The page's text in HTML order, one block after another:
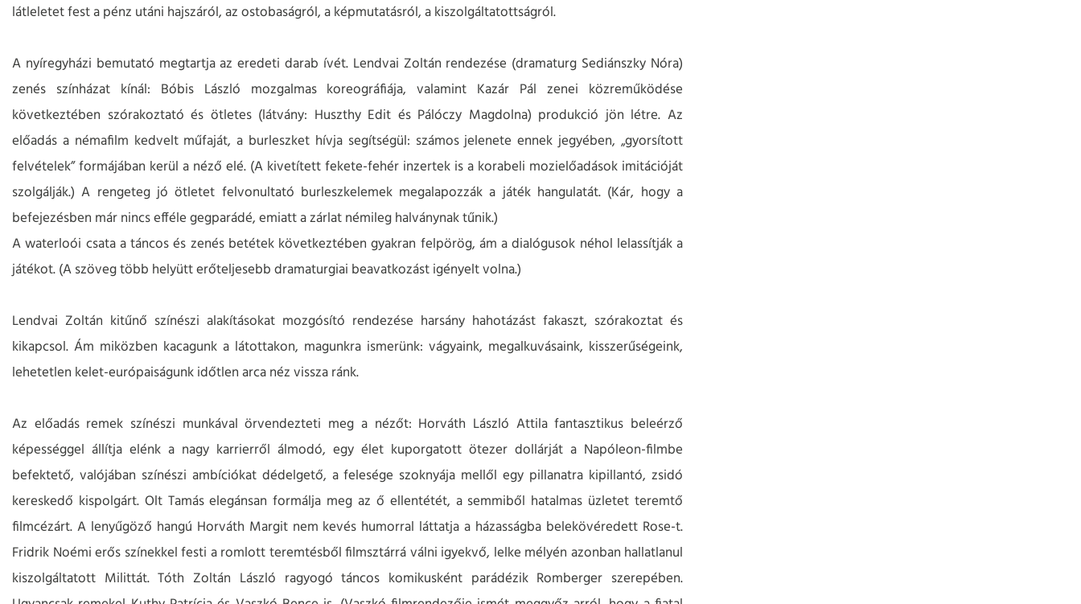
látleletet fest a pénz utáni hajszáról, az ostobaságról, a képmutatásról, a kiszolgáltatottságról.
A nyíregyházi bemutató megtartja az eredeti darab ívét. Lendvai Zoltán rendezése (dramaturg Sediánszky Nóra)
zenés színházat kínál: Bóbis László mozgalmas koreográfiája, valamint Kazár Pál zenei közreműködése
következtében szórakoztató és ötletes (látvány: Huszthy Edit és Pálóczy Magdolna) produkció jön létre. Az
előadás a némafilm kedvelt műfaját, a burleszket hívja segítségül: számos jelenete ennek jegyében, „gyorsított
felvételek” formájában kerül a néző elé. (A kivetített fekete-fehér inzertek is a korabeli mozielőadások imitációját
szolgálják.) A rengeteg jó ötletet felvonultató burleszkelemek megalapozzák a játék hangulatát. (Kár, hogy a
befejezésben már nincs efféle gegparádé, emiatt a zárlat némileg halványnak tűnik.)
A waterloói csata a táncos és zenés betétek következtében gyakran felpörög, ám a dialógusok néhol lelassítják a
játékot. (A szöveg több helyütt erőteljesebb dramaturgiai beavatkozást igényelt volna.)
Lendvai Zoltán kitűnő színészi alakításokat mozgósító rendezése harsány hahotázást fakaszt, szórakoztat és
kikapcsol. Ám miközben kacagunk a látottakon, magunkra ismerünk: vágyaink, megalkuvásaink, kisszerűségeink,
lehetetlen kelet-európaiságunk időtlen arca néz vissza ránk.
Az előadás remek színészi munkával örvendezteti meg a nézőt: Horváth László Attila fantasztikus beleérző
képességgel állítja elénk a nagy karrierről álmodó, egy élet kuporgatott ötezer dollárját a Napóleon-filmbe
befektető, valójában színészi ambíciókat dédelgető, a felesége szoknyája mellől egy pillanatra kipillantó, zsidó
kereskedő kispolgárt. Olt Tamás elegánsan formálja meg az ő ellentétét, a semmiből hatalmas üzletet teremtő
filmcézárt. A lenyűgöző hangú Horváth Margit nem kevés humorral láttatja a házasságba belekövéredett Rose-t.
Fridrik Noémi erős színekkel festi a romlott teremtésből filmsztárrá válni igyekvő, lelke mélyén azonban hallatlanul
kiszolgáltatott Milittát. Tóth Zoltán László ragyogó táncos komikusként parádézik Romberger szerepében.